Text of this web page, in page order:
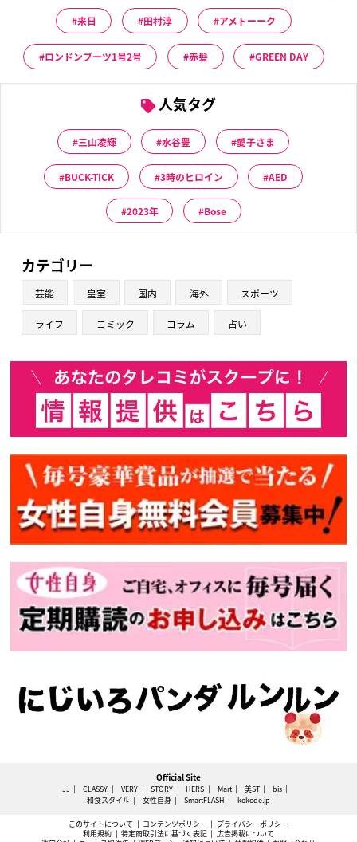
来日 田村淳 アメトーーク
ロンドンブーツ1号2号 赤髪 GREEN DAY
人気タグ
三山凌輝 水谷豊 愛子さま
BUCK-TICK 3時のヒロイン AED
2023年 Bose
カテゴリー
芸能 皇室 国内 海外 スポーツ
ライフ コミック コラム 占い
Official Site
JJ CLASSY. VERY STORY HERS Mart 美ST
bis
和食スタイル
女性自身 SmartFLASH kokode.jp
このサイトについて コンテンツポリシー
プライバシーポリシー
利用規約
特定商取引法に基づく表記
広告掲載について